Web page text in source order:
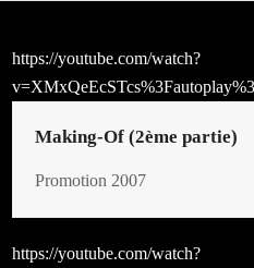
https://youtube.com/watch?
Making-Of (2ème partie)
Promotion 2007
https://youtube.com/watch?